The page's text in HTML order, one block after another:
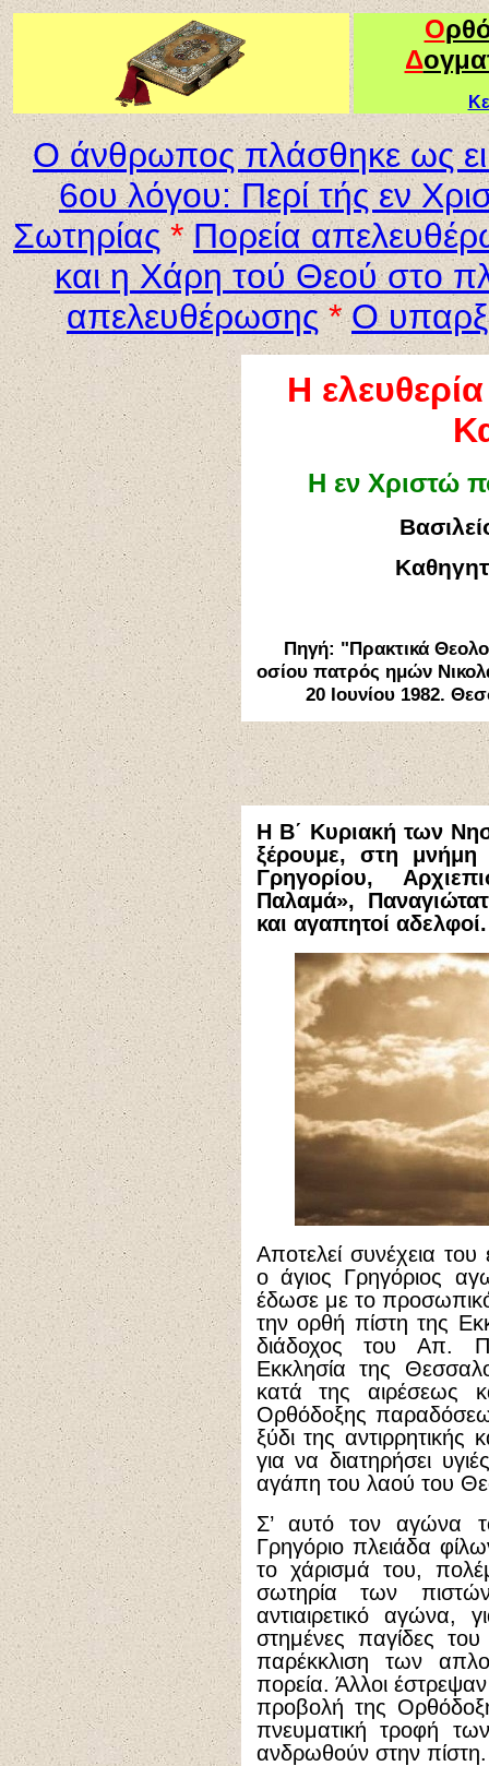
Ο
Δ
Ο άνθρωπος πλάσθηκε ως
6ου λόγου: Περί τής εν
Σωτηρίας*Πορεία
και η Χάρη τού Θεού στο
απελευθέρωσης*Ο
Η
Η εν Χριστώ
Πηγή: "Πρακτικά
οσίου πατρός ημών
20 Ιουνίου 1982.
Η Β΄ Κυριακή των
ξέρουμε, στη
Γρηγορίου,
Παλαμά»,
και αγαπητοί αδελφοί.
Αποτελεί συνέχεια
ο άγιος Γρηγόριος
έδωσε με το
την ορθή πίστη της
διάδοχος του Απ.
Εκκλησία της
κατά της αιρέσεως
Ορθόδοξης
ξύδι της αντιρρητικής
για να διατηρήσει
αγάπη του λαού του
Σ’ αυτό τον αγώνα
Γρηγόριο πλειάδα
το χάρισμά του,
σωτηρία των
αντιαιρετικό αγώνα,
στημένες παγίδες
παρέκκλιση των
πορεία. Άλλοι
προβολή της
πνευματική τροφή
ανδρωθούν στην πίστη.